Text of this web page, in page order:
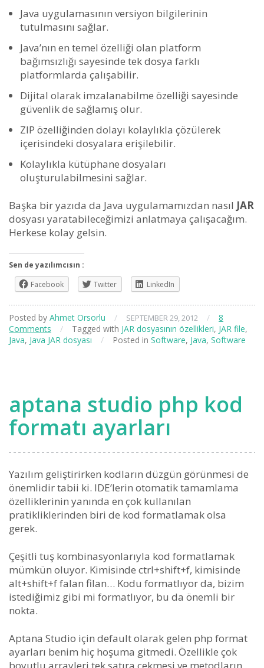
Java uygulamasının versiyon bilgilerinin
tutulmasını sağlar.
Java’nın en temel özelliği olan platform
bağımsızlığı sayesinde tek dosya farklı
platformlarda çalışabilir.
Dijital olarak imzalanabilme özelliği sayesinde
güvenlik de sağlamış olur.
ZIP özelliğinden dolayı kolaylıkla çözülerek
içerisindeki dosyalara erişilebilir.
Kolaylıkla kütüphane dosyaları
oluşturulabilmesini sağlar.
Başka bir yazıda da Java uygulamamızdan nasıl JAR
dosyası yaratabileceğimizi anlatmaya çalışacağım.
Herkese kolay gelsin.
Sen de yazılımcısın :
Facebook
Twitter LinkedIn
Posted by Ahmet Orsorlu / SEPTEMBER 29, 2012 /
8
Comments
/ Tagged with JAR dosyasının özellikleri, JAR file,
Java, Java JAR dosyası / Posted in Software, Java, Software
aptana studio php kod
formatı ayarları
Yazılım geliştirirken kodların düzgün görünmesi de
önemlidir tabii ki. IDE’lerin otomatik tamamlama
özelliklerinin yanında en çok kullanılan
pratikliklerinden biri de kod formatlamak olsa
gerek.
Çeşitli tuş kombinasyonlarıyla kod formatlamak
mümkün oluyor. Kimisinde ctrl+shift+f, kimisinde
alt+shift+f falan filan… Kodu formatlıyor da, bizim
istediğimiz gibi mi formatlıyor, bu da önemli bir
nokta.
Aptana Studio için default olarak gelen php format
ayarları benim hiç hoşuma gitmedi. Özellikle çok